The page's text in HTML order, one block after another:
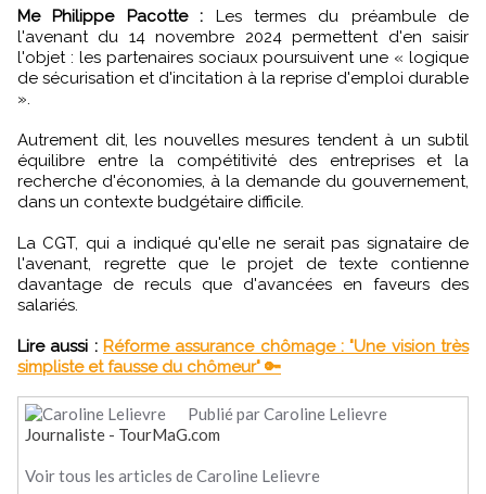
Me Philippe Pacotte :
Les termes du préambule de
l'avenant du 14 novembre 2024 permettent d'en saisir
l'objet : les partenaires sociaux poursuivent une « logique
de sécurisation et d'incitation à la reprise d'emploi durable
».
Autrement dit, les nouvelles mesures tendent à un subtil
équilibre entre la compétitivité des entreprises et la
recherche d'économies, à la demande du gouvernement,
dans un contexte budgétaire difficile.
La CGT, qui a indiqué qu'elle ne serait pas signataire de
l'avenant, regrette que le projet de texte contienne
davantage de reculs que d'avancées en faveurs des
salariés.
Lire aussi : Réforme assurance chômage : "Une vision très
simpliste et fausse du chômeur" 🔑
Publié par Caroline Lelievre
Journaliste - TourMaG.com
Voir tous les articles de Caroline Lelievre